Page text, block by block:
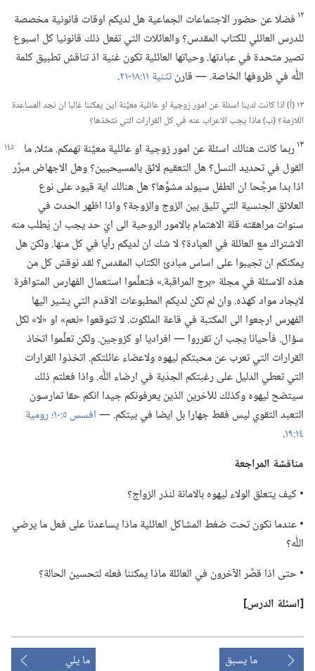
١٢ فضلا عن حضور الاجتماعات الجماعية هل لديكم اوقات قانونية مخصصة
للدرس العائلي للكتاب المقدس؟‏ والعائلات التي تفعل ذلك قانونيا كل اسبوع
تصير متحدة في عبادتها.‏ وحياتها العائلية تكون غنية اذ تناقش تطبيق كلمة
اللّٰه في ظروفها الخاصة.‏ —‏ قارنتثنية ١١:‏​١٨-‏٢١ ‏.‏
١٣ (‏أ)‏ اذا كانت لدينا اسئلة عن امور زوجية او عائلية معيَّنة اين يمكننا غالبا ان نجد المساعدة
اللازمة؟‏ (‏ب)‏ ماذا يجب الاعراب عنه في كل القرارات التي نتخذها؟‏
١٣ربما كانت هنالك اسئلة عن امور زوجية او عائلية معيَّنةتهمكم.‏ مثلا،‏ ما
القول في تحديد النسل؟‏ هل التعقيم لائق بالمسيحيين؟‏ وهل الاجهاض مبرَّر
اذا بدا مرجَّحا ان الطفل سيولد مشوَّها؟‏ هل هنالك اية قيود على نوع
العلائق الجنسية التي تليق بين الزوج والزوجة؟‏ واذا اظهر الحدث في
سنوات مراهقته قلة الاهتمام بالامور الروحية الى ايّ حد يجب ان يُطلب منه
الاشتراك مع العائلة في العبادة؟‏ لا شك ان لديكم رأيا في كل منها.‏ ولكن هل
يمكنكم ان تجيبوا على اساس مبادئ الكتاب المقدس؟‏ لقد نوقش كل من
هذه الاسئلة في مجلة «برج المراقبة.‏» فتعلَّموا استعمال الفهارس المتوافرة
لايجاد مواد كهذه.‏ وان لم تكن لديكم المطبوعات الاقدم التي يشير اليها
الفهرس ارجعوا الى المكتبة في قاعة الملكوت.‏ لا تتوقعوا «نعم» او «لا» لكل
سؤال.‏ فأحيانا يجب ان تقرروا —‏ افراديا او كزوجين.‏ ولكن تعلَّموا اتخاذ
القرارات التي تعرب عن محبتكم ليهوه ولاعضاء عائلتكم.‏ اتخذوا القرارات
التي تعطي الدليل على رغبتكم الجدّية في ارضاء اللّٰه.‏ واذا فعلتم ذلك
سيتضح ليهوه وكذلك للآخرين الذين يعرفونكم جيدا انكم حقا تمارسون
التعبد التقوي ليس فقط جهارا بل ايضا في بيتكم.‏ —‏افسس ٥:‏١٠؛‏
رومية
١٤:‏١٩ ‏.‏
مناقشة المراجعة
‏• كيف يتعلق الولاء ليهوه بالامانة لنذر الزواج؟‏
‏• عندما نكون تحت ضغط المشاكل العائلية ماذا يساعدنا على فعل ما يرضي
اللّٰه؟‏
‏• حتى اذا قصَّر الآخرون في العائلة ماذا يمكننا فعله لتحسين الحالة؟‏
‏[اسئلة الدرس]‏
ما يسبق ما يلي